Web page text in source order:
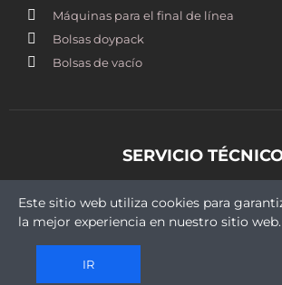
Máquinas para el final de línea
Bolsas doypack
Bolsas de vacío
SERVICIO
+569 5409 9430
Copyright © 2021 Plaspak. Todos los
Este sitio web utiliza cookies para
la mejor experiencia en nuestro sitio web.
IR